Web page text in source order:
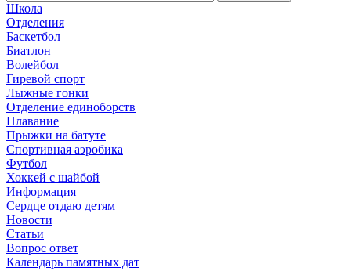
Школа
Отделения
Баскетбол
Биатлон
Волейбол
Гиревой спорт
Лыжные гонки
Отделение единоборств
Плавание
Прыжки на батуте
Спортивная аэробика
Футбол
Хоккей с шайбой
Информация
Сердце отдаю детям
Новости
Статьи
Вопрос ответ
Календарь памятных дат